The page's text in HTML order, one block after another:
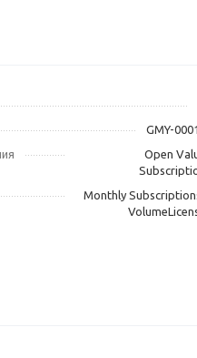
GMY-
Open
Monthly